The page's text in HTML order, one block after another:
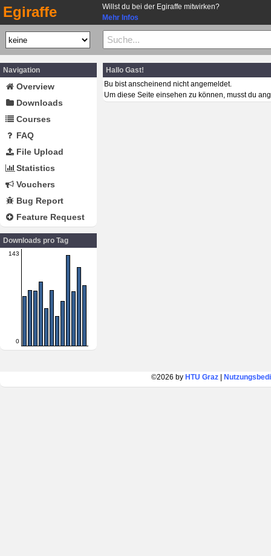
Egiraffe
Willst du bei der Egiraffe mitwirken?
Mehr Infos
Navigation
Overview
Downloads
Courses
FAQ
File Upload
Statistics
Vouchers
Bug Report
Feature Request
Downloads pro Tag
143
0
Hallo Gast!
Bu bist anscheinend nicht angemeldet.
Um diese Seite einsehen zu können, musst du
©2026 by HTU Graz|